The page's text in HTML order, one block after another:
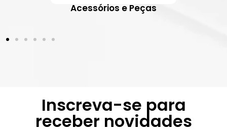
Acessórios e Peças
Inscreva-se para
receber novidades